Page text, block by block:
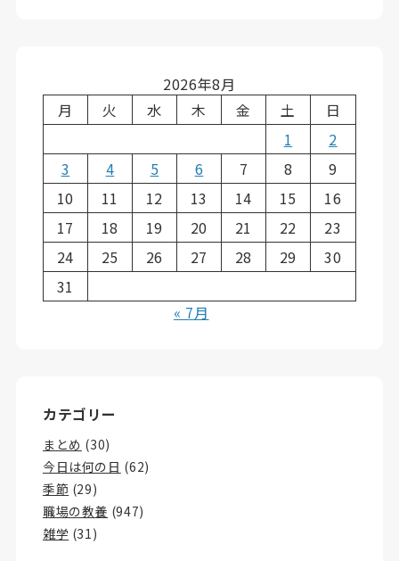
2026年8月
月
火 水 木 金 土
日
1
2
3
4 5 6 7 8
9
10
11 12 13 14 15
16
17
18 19 20 21 22
23
24
25 26 27 28 29
30
31
« 7月
カテゴリー
まとめ (30)
今日は何の日 (62)
季節 (29)
職場の教養 (947)
雑学 (31)